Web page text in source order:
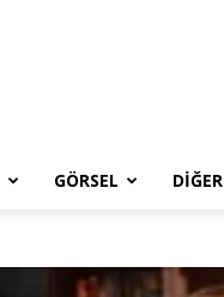
GÖRSEL DIĞER